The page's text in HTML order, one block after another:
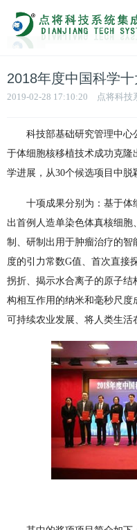
2018年度中国科学
2019-02-28 17:10:20 点将科技
科技部基础研究管理中心
于体细胞核移植技术成功克
学进展，从30个候选项目中脱
十项成果分别为：基于体
出首例人造单染色体真核细
制、研制出用于肿瘤治疗的
度的引力常数G值、首次直接
拐折、揭示水合离子的原子
构相互作用的纳米和毫秒尺
可持续农业发展、将人类生活